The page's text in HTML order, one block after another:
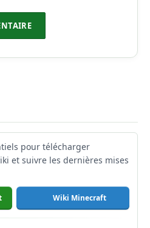
pour télécharger
et suivre les dernières mises
Wiki Minecraft